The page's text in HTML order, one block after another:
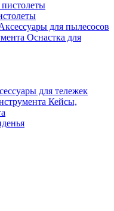
для пылесосов
Оснастка для
для тележек
Кейсы,